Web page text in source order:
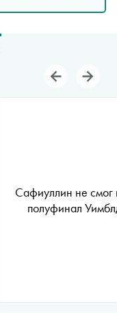
Сафиуллин не смог
полуфинал